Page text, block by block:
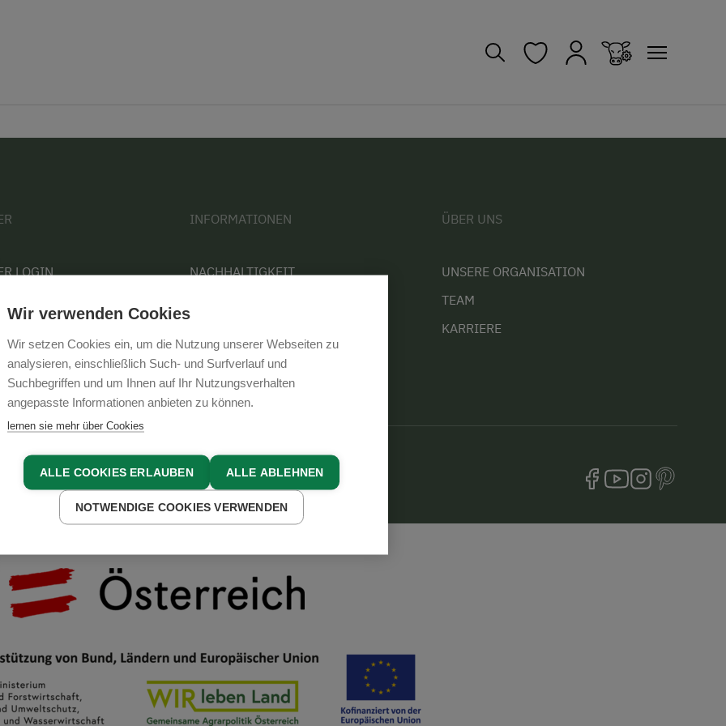
LOGIN
INFORMATIONEN
NACHHALTIGKEIT
BARRIEREFREIHEIT
COOKIE EINSTELLUNGEN
ÜBER UNS
UNSERE ORGANISATION
TEAM
KARRIERE
Wir verwenden Cookies
Wir setzen Cookies ein, um die Nutzung unserer Webseiten zu
analysieren, einschließlich Such- und Surfverlauf und
Suchbegriffen und um Ihnen auf Ihr Nutzungsverhalten
angepasste Informationen anbieten zu können.
lernen sie mehr über Cookies
ALLE COOKIES ERLAUBEN ALLE ABLEHNEN
NOTWENDIGE COOKIES VERWENDEN